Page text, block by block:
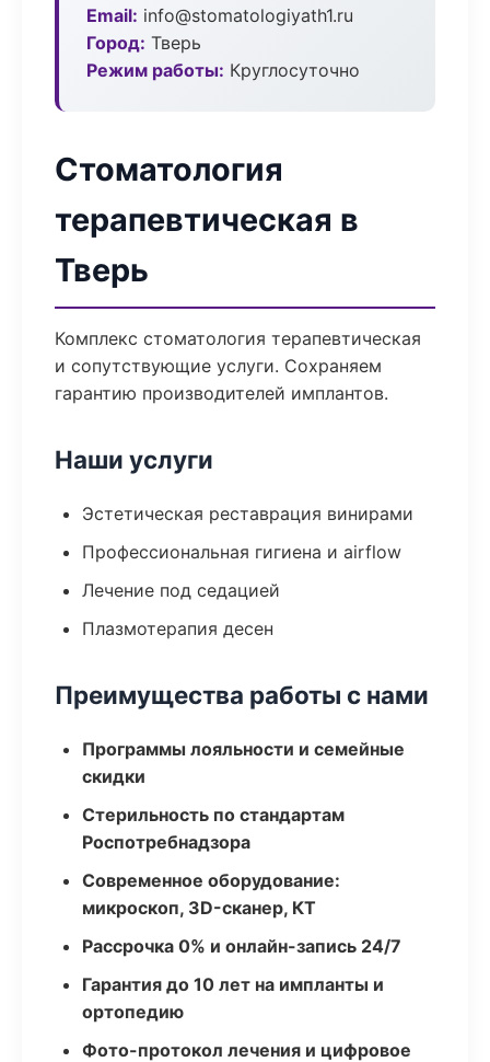
Email: info@stomatologiyath1.ru
Город: Тверь
Режим работы: Круглосуточно
Стоматология
терапевтическая в
Тверь
Комплекс стоматология терапевтическая
и сопутствующие услуги. Сохраняем
гарантию производителей имплантов.
Наши услуги
Эстетическая реставрация винирами
Профессиональная гигиена и airflow
Лечение под седацией
Плазмотерапия десен
Преимущества работы с нами
Программы лояльности и семейные
скидки
Стерильность по стандартам
Роспотребнадзора
Современное оборудование:
микроскоп, 3D-сканер, КТ
Рассрочка 0% и онлайн-запись 24/7
Гарантия до 10 лет на импланты и
ортопедию
Фото-протокол лечения и цифровое